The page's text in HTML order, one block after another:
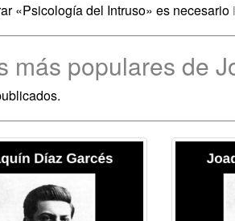
«Psicología del Intruso» es necesario
más populares de